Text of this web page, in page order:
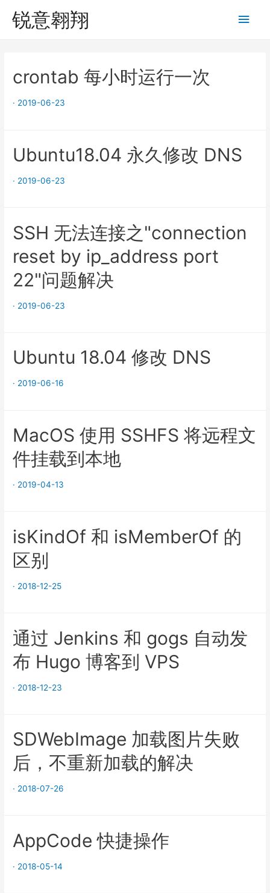
锐意翱翔
Main
crontab 每小时运行一次
· 2019-06-23
Ubuntu18.04 永久修改 DNS
· 2019-06-23
SSH 无法连接之"connection
reset by ip_address port
22"问题解决
· 2019-06-23
Ubuntu 18.04 修改 DNS
· 2019-06-16
MacOS 使用 SSHFS 将远程文
件挂载到本地
· 2019-04-13
isKindOf 和 isMemberOf 的
区别
· 2018-12-25
通过 Jenkins 和 gogs 自动发
布 Hugo 博客到 VPS
· 2018-12-23
SDWebImage 加载图片失败
后，不重新加载的解决
· 2018-07-26
AppCode 快捷操作
· 2018-05-14